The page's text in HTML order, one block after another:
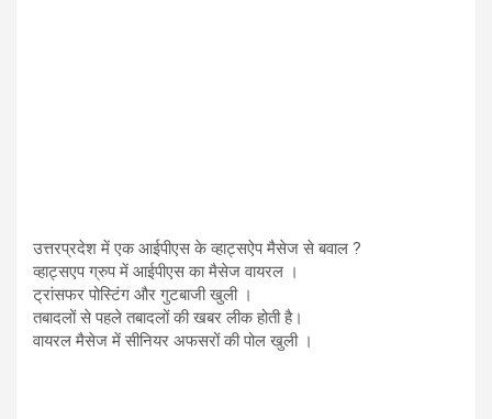
उत्तरप्रदेश में एक आईपीएस के व्हाट्सऐप मैसेज से बवाल ?
व्हाट्सएप ग्रुप में आईपीएस का मैसेज वायरल ।
ट्रांसफर पोस्टिंग और गुटबाजी खुली ।
तबादलों से पहले तबादलों की खबर लीक होती है।
वायरल मैसेज में सीनियर अफसरों की पोल खुली ।